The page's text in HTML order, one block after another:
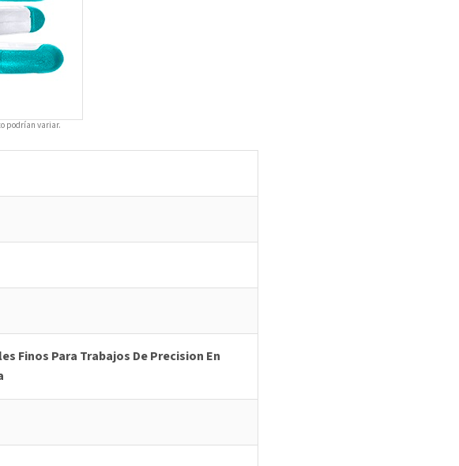
podrían variar.
Finos Para Trabajos De Precision En